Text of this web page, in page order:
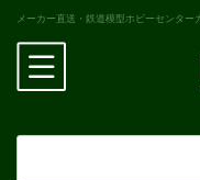
メーカー直送・鉄道模型ホビーセンター